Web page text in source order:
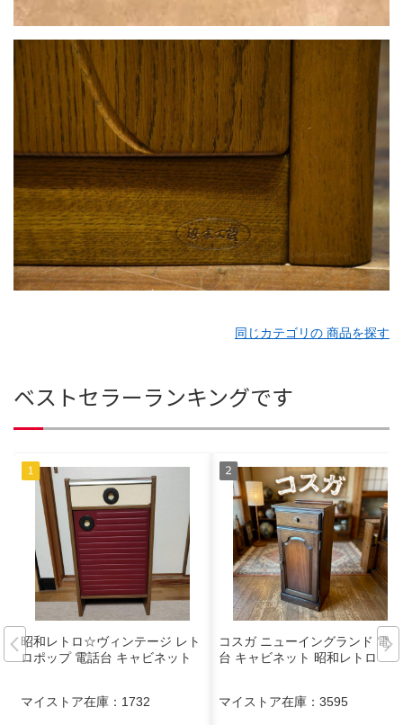
同じカテゴリの 商品を探す
ベストセラーランキングです
昭和レトロ☆ヴィンテージ レト
ロポップ 電話台 キャビネット
マイストア在庫： 1732
コスガ ニューイングランド 電話
台 キャビネット 昭和レトロ
マイストア在庫： 3595